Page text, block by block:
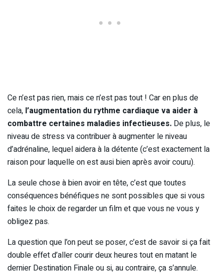
Ce n’est pas rien, mais ce n’est pas tout ! Car en plus de
cela, l’augmentation du rythme cardiaque va aider à
combattre certaines maladies infectieuses. De plus, le
niveau de stress va contribuer à augmenter le niveau
d’adrénaline, lequel aidera à la détente (c’est exactement la
raison pour laquelle on est ausi bien après avoir couru).
La seule chose à bien avoir en tête, c’est que toutes
conséquences bénéfiques ne sont possibles que si vous
faites le choix de regarder un film et que vous ne vous y
obligez pas.
La question que l’on peut se poser, c’est de savoir si ça fait
double effet d’aller courir deux heures tout en matant le
dernier Destination Finale ou si, au contraire, ça s’annule.